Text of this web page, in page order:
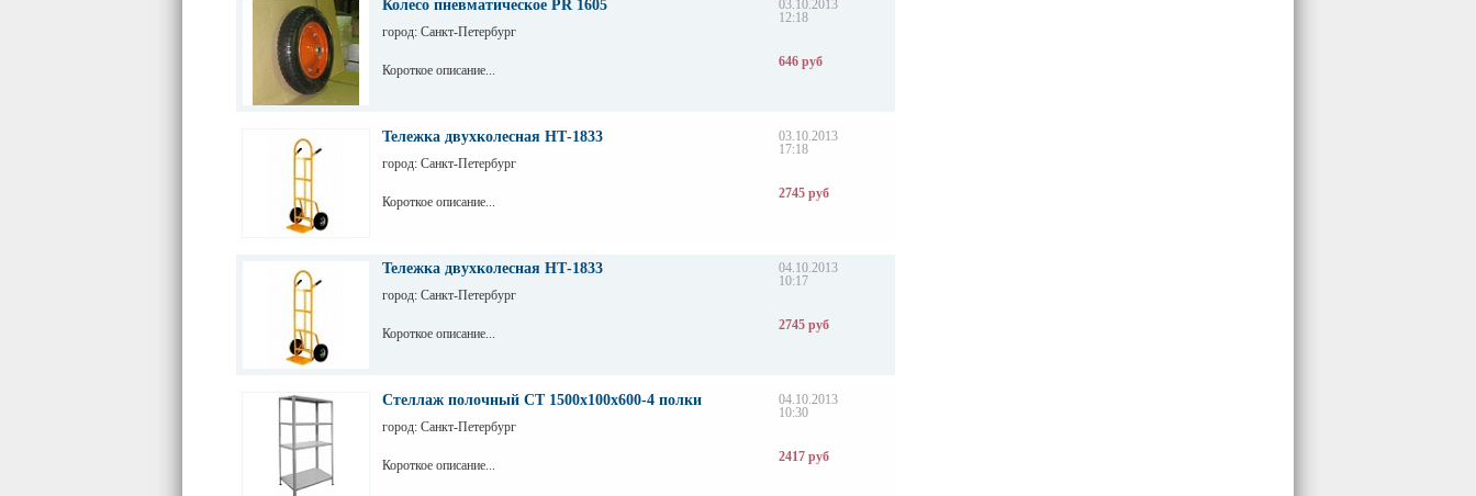
Колесо пневматическое PR 1605
город: Санкт-Петербург
Короткое описание...
03.10.2013
12:18
646 руб
Тележка двухколесная НТ-1833
город: Санкт-Петербург
Короткое описание...
03.10.2013
17:18
2745 руб
Тележка двухколесная НТ-1833
город: Санкт-Петербург
Короткое описание...
04.10.2013
10:17
2745 руб
Стеллаж полочный СТ 1500х100х600-4 полки
город: Санкт-Петербург
Короткое описание...
04.10.2013
10:30
2417 руб